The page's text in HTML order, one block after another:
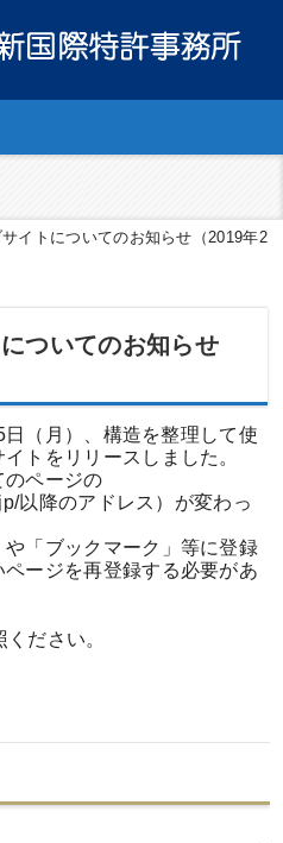
イトについてのお知らせ（2019年2
ついてのお知らせ
（月）、構造を整理して使
トをリリースしました。
のページの
以降のアドレス）が変わっ
「ブックマーク」等に登録
ージを再登録する必要があ
ください。